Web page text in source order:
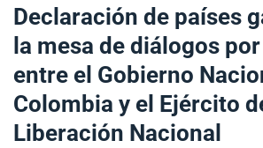
Ministerio
Política Exterior
Embajadas y consulados
Declaración de países
la mesa de diálogos
entre el Gobierno
Colombia y el Ejército
Liberación Nacional